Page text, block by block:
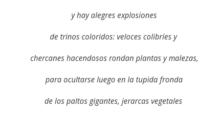
y hay alegres explosiones
de trinos coloridos: veloces colibríes y
chercanes hacendosos rondan plantas y malezas,
para ocultarse luego en la tupida fronda
de los paltos gigantes, jerarcas vegetales